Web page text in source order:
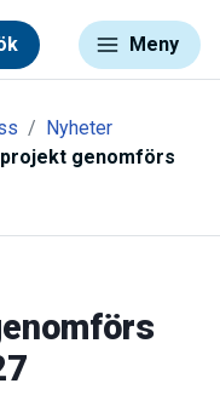
Meny
Nyheter
genomförs